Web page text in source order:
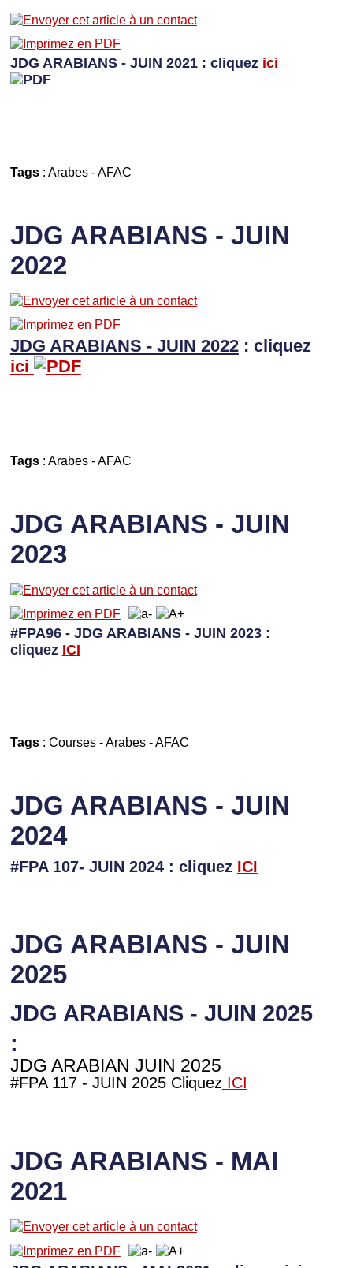
JDG ARABIANS - JUIN 2021: cliquez ici
Tags: Arabes-AFAC
JDG ARABIANS - JUIN
2022
JDG ARABIANS - JUIN 2022: cliquez
ici
Tags: Arabes-AFAC
JDG ARABIANS - JUIN
2023
#FPA96 - JDG ARABIANS - JUIN 2023 :
cliquez ICI
Tags: Courses-Arabes-AFAC
JDG ARABIANS - JUIN
2024
#FPA 107- JUIN 2024 : cliquez ICI
JDG ARABIANS - JUIN
2025
JDG ARABIANS - JUIN 2025
:
JDG ARABIAN JUIN 2025
#FPA 117 - JUIN 2025 Cliquez ICI
JDG ARABIANS - MAI
2021